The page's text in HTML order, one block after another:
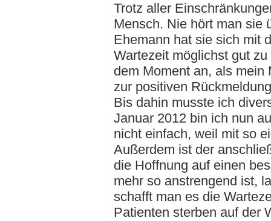
Trotz aller
Mensch. Nie hört man sie
Ehemann hat sie sich mit
Wartezeit möglichst gut
dem Moment an, als
zur positiven
Bis dahin musste ich
Januar 2012 bin ich nun
nicht einfach, weil mit so
Außerdem ist der
die Hoffnung auf einen
mehr so anstrengend ist,
schafft man es die
Patienten sterben auf der